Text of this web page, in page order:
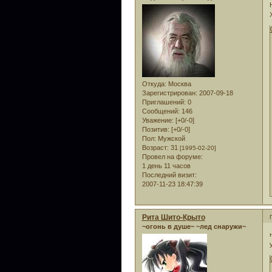
Откуда: Москва
Зарегистрирован: 2007-09-18
Приглашений: 0
Сообщений: 146
Уважение: [+0/-0]
Позитив: [+0/-0]
Пол: Мужской
Возраст: 31 [1995-02-20]
Провел на форуме:
1 день 11 часов
Последний визит:
2007-11-23 18:47:39
Рита Шито-Крыто
~огонь в душе~ ~лед снаружи~